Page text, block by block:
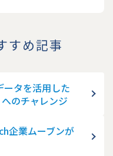
すめ記事
タを活用した
のチャレンジ
企業ムーブンが